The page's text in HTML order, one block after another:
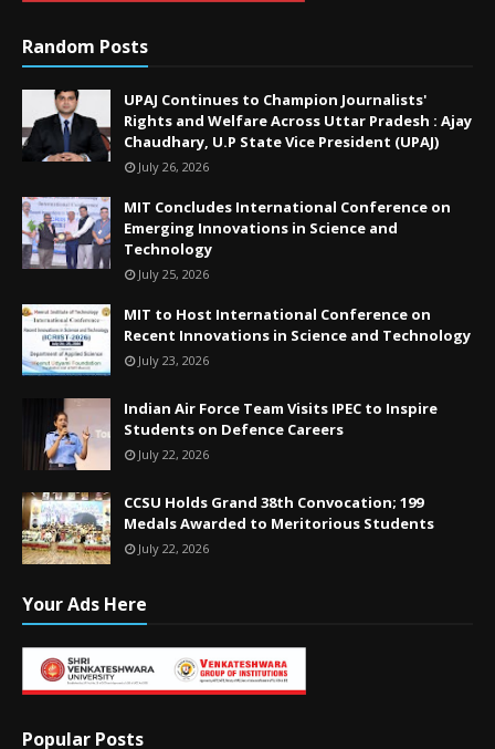
Random Posts
UPAJ Continues to Champion Journalists'
Rights and Welfare Across Uttar Pradesh : Ajay
Chaudhary, U.P State Vice President (UPAJ)
July 26, 2026
MIT Concludes International Conference on
Emerging Innovations in Science and
Technology
July 25, 2026
MIT to Host International Conference on
Recent Innovations in Science and Technology
July 23, 2026
Indian Air Force Team Visits IPEC to Inspire
Students on Defence Careers
July 22, 2026
CCSU Holds Grand 38th Convocation; 199
Medals Awarded to Meritorious Students
July 22, 2026
Your Ads Here
Popular Posts